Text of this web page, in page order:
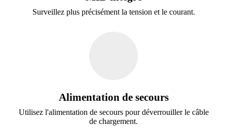
Surveillez plus précisément la tension et le courant.
Alimentation de secours
Utilisez l'alimentation de secours pour déverrouiller le câble
de chargement.